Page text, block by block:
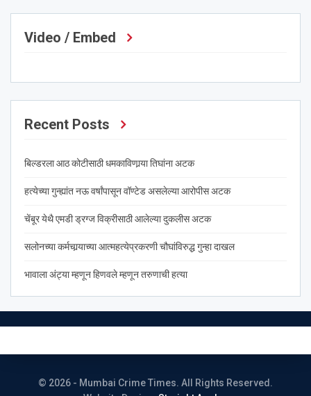
Video / Embed
Recent Posts
बिल्डरला आठ कोटीसाठी धमकाविणार्‍या तिघांना अटक
हत्येच्या गुन्ह्यांत नऊ वर्षांपासून वॉण्टेड असलेल्या आरोपीस अटक
चेंबूर येथै एमडी ड्रग्ज विक्रीसाठी आलेल्या दुकलीस अटक
सलोनच्या कर्मचार्‍याच्या आत्महत्येप्रकरणी चौघांविरुद्ध गुन्हा दाखल
भावाला अंट्या म्हणून हिणवले म्हणून तरुणाची हत्या
© 2026 - Mumbai Crime Times. All Rights Reserved.